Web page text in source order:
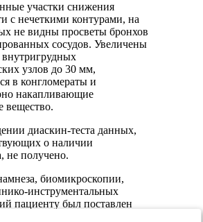
участки снижения
с нечеткими контурами, на
не видны просветы бронхов
сосудов. Увеличены
узлов до 30 мм,
в конгломераты и
накапливающие
вещество.
диаскин-теста данных,
о наличии
не получено.
биомикроскопии,
инструментальных
пациенту был поставлен